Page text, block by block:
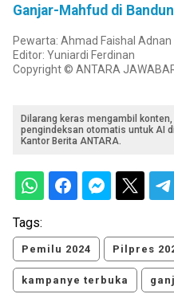
Ganjar-Mahfud di
Pewarta: Ahmad Faishal Adnan
Editor: Yuniardi Ferdinan
Copyright © ANTARA
Dilarang keras mengambil
pengindeksan otomatis untuk AI
Kantor Berita ANTARA.
Tags:
Pemilu 2024 Pilpres
kampanye terbuka